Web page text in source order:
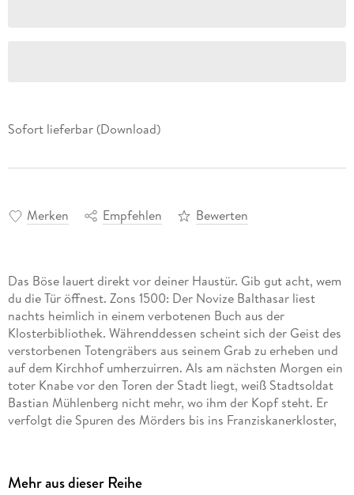
Sofort lieferbar (Download)
Merken Empfehlen Bewerten
Das Böse lauert direkt vor deiner Haustür. Gib gut acht, wem
du die Tür öffnest. Zons 1500: Der Novize Balthasar liest
nachts heimlich in einem verbotenen Buch aus der
Klosterbibliothek. Währenddessen scheint sich der Geist des
verstorbenen Totengräbers aus seinem Grab zu erheben und
auf dem Kirchhof umherzuirren. Als am nächsten Morgen ein
toter Knabe vor den Toren der Stadt liegt, weiß Stadtsoldat
Bastian Mühlenberg nicht mehr, wo ihm der Kopf steht. Er
verfolgt die Spuren des Mörders bis ins Franziskanerkloster,
sowie ein Buch, das ihn zum Täter führt. Doch er hat keine
Idee, wie er das Böse aufhalten soll. Gegenwart: Kommissar
Mehr aus dieser Reihe